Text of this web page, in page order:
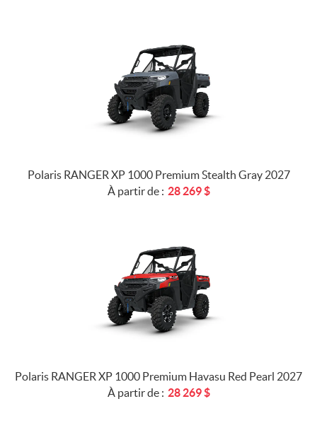
Polaris RANGER XP 1000 Premium Stealth Gray 2027
À partir de : 28 269$
Polaris RANGER XP 1000 Premium Havasu Red Pearl 2027
À partir de : 28 269$